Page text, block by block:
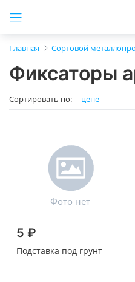
Главная Сортовой
Фиксаторы
Сортировать по: цене
5 ₽
Подставка под грунт